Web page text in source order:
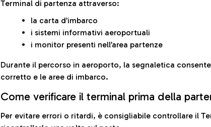
Terminal di partenza attraverso:
la carta d’imbarco
i sistemi informativi aeroportuali
i monitor presenti nell’area partenze
Durante il percorso in aeroporto, la segnaletica
corretto e le aree di imbarco.
Come verificare il terminal prima della
Per evitare errori o ritardi, è consigliabile controllare il